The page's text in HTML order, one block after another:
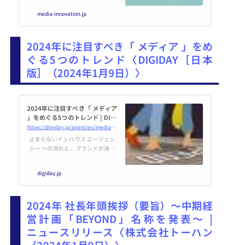
批判を浴び、一部のメディアが訴
訟を起こしています。
media-innovation.jp
2024年に注目すべき「 メディア 」をめ
ぐる5つのトレンド〈DIGIDAY［日本
版］（2024年1月9日）〉
2024年に注目すべき「 メディア
」をめぐる5つのトレンド | DIGI
DAY［日本版］
https://digiday.jp/agencies/media-buying-briefing-here-are-five-media-agency-trends-to-watch-in-2024/
止まらないインハウス エージェン
シー への流れと、ブランドが消費
た。これを機に、今年メディア
エージェンシー 業界が熟考と責任
ついて考察したいと思う。5つの
課題を以下にまとめた。
digiday.jp
2024年 社長年頭挨拶（要旨）～中期経
営計画「BEYOND」名称を発表～ |
ニュースリリース〈株式会社トーハン